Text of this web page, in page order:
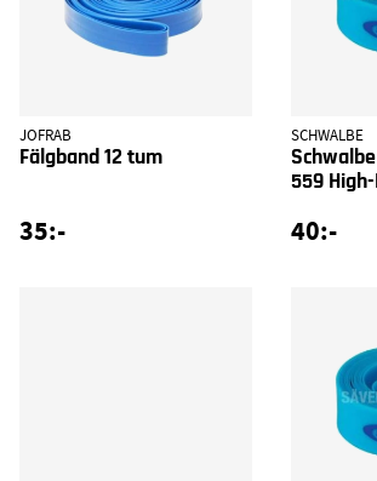
JOFRAB
Fälgband 12 tum
35:-
SCHWALBE
559
40:-